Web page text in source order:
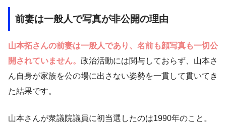
前妻は一般人で写真が非公開の理由
山本拓さんの前妻は一般人であり、名前も顔写真も一切公
開されていません。 政治活動には関与しておらず、山本さ
ん自身が家族を公の場に出さない姿勢を一貫して貫いてき
た結果です。
山本さんが衆議院議員に初当選したのは1990年のこと。